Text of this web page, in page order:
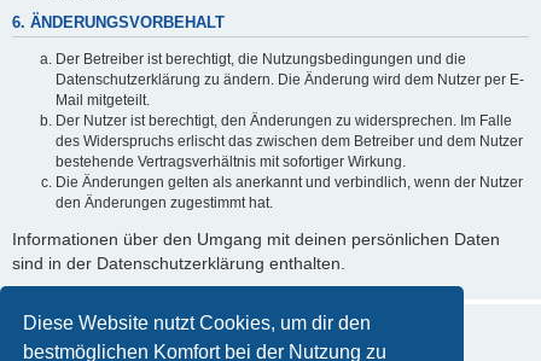
Diese Website nutzt Cookies, um dir den
bestmöglichen Komfort bei der Nutzung zu
6. ÄNDERUNGSVORBEHALT
Der Betreiber ist berechtigt, die Nutzungsbedingungen und die
Datenschutzerklärung zu ändern. Die Änderung wird dem Nutzer per E-
Mail mitgeteilt.
Der Nutzer ist berechtigt, den Änderungen zu widersprechen. Im Falle
des Widerspruchs erlischt das zwischen dem Betreiber und dem Nutzer
bestehende Vertragsverhältnis mit sofortiger Wirkung.
Die Änderungen gelten als anerkannt und verbindlich, wenn der Nutzer
den Änderungen zugestimmt hat.
Informationen über den Umgang mit deinen persönlichen Daten
sind in der Datenschutzerklärung enthalten.